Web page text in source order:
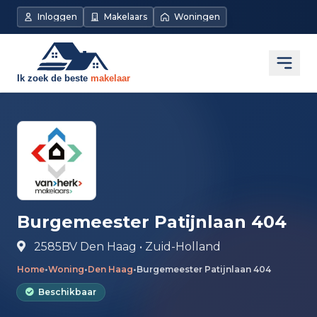
Direct naar de inhoud
Inloggen Makelaars Woningen
Burgemeester Patijnlaan 404
2585BV Den Haag • Zuid-Holland
Home•Woning•Den Haag•Burgemeester Patijnlaan 404
Beschikbaar